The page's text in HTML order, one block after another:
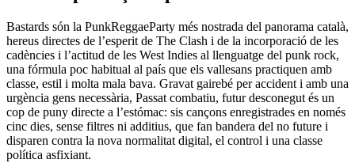
Bastards són la PunkReggaeParty més nostrada del panorama català,
hereus directes de l’esperit de The Clash i de la incorporació de les
cadències i l’actitud de les West Indies al llenguatge del punk rock,
una fórmula poc habitual al país que els vallesans practiquen amb
classe, estil i molta mala bava. Gravat gairebé per accident i amb una
urgència gens necessària, Passat combatiu, futur desconegut és un
cop de puny directe a l’estómac: sis cançons enregistrades en només
cinc dies, sense filtres ni additius, que fan bandera del no future i
disparen contra la nova normalitat digital, el control i una classe
política asfixiant.